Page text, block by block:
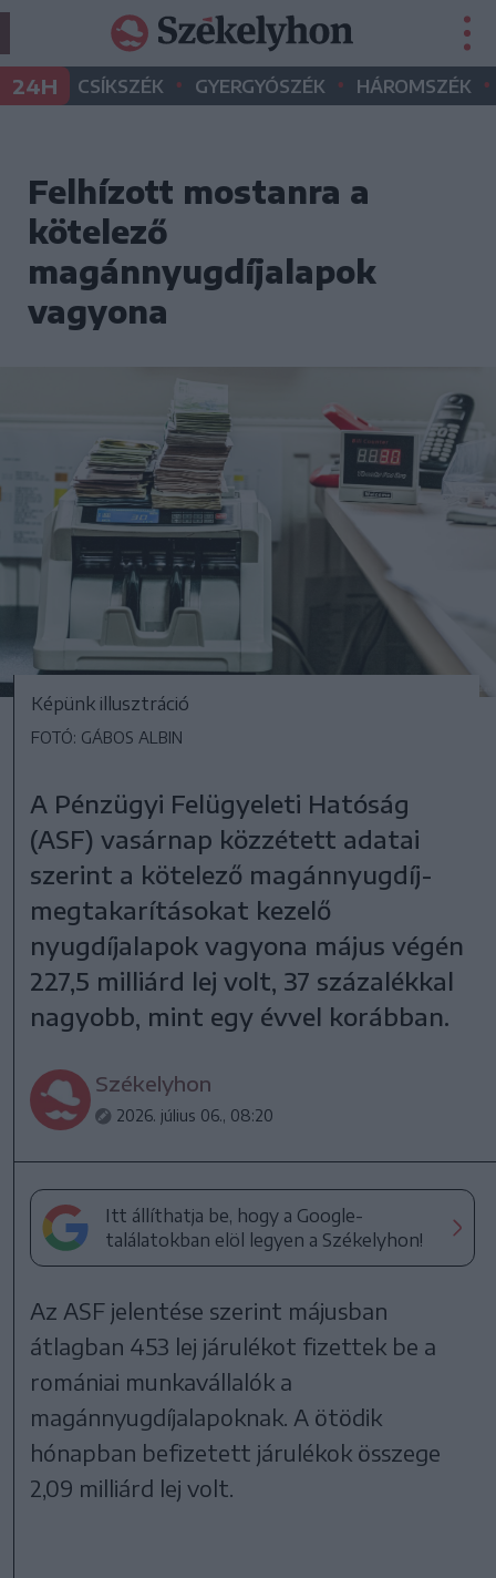
24H CSÍKSZÉK • GYERGYÓSZÉK • HÁROMSZÉK •
Felhízott mostanra a
kötelező
magánnyugdíjalapok
vagyona
Képünk illusztráció
FOTÓ: GÁBOS ALBIN
A Pénzügyi Felügyeleti Hatóság
(ASF) vasárnap közzétett adatai
szerint a kötelező magánnyugdíj-
megtakarításokat kezelő
nyugdíjalapok vagyona május végén
227,5 milliárd lej volt, 37 százalékkal
nagyobb, mint egy évvel korábban.
Székelyhon
2026. július 06., 08:20
Itt állíthatja be, hogy a Google-
találatokban elöl legyen a Székelyhon!
Az ASF jelentése szerint májusban
átlagban 453 lej járulékot fizettek be a
romániai munkavállalók a
magánnyugdíjalapoknak. A ötödik
hónapban befizetett járulékok összege
2,09 milliárd lej volt.